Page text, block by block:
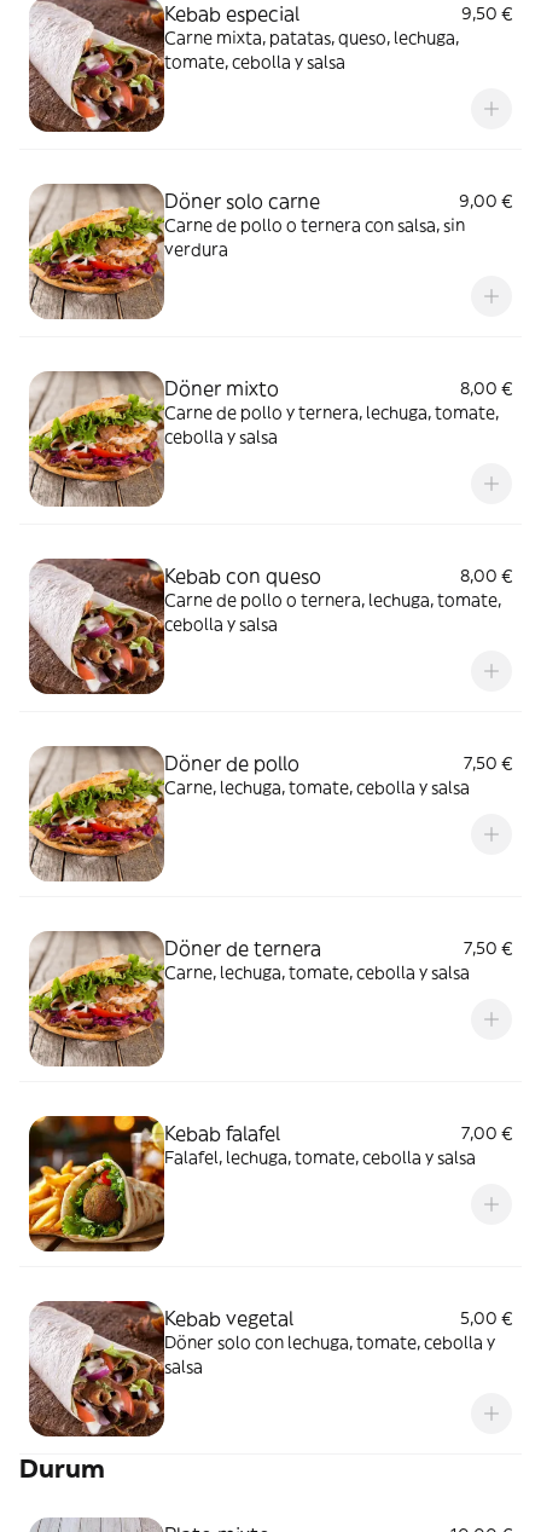
Kebab especial
9,50 €
Carne mixta, patatas, queso, lechuga,
tomate, cebolla y salsa
Döner solo carne
9,00 €
Carne de pollo o ternera con salsa, sin
verdura
Döner mixto
8,00 €
Carne de pollo y ternera, lechuga, tomate,
cebolla y salsa
Kebab con queso
8,00 €
Carne de pollo o ternera, lechuga, tomate,
cebolla y salsa
Döner de pollo
7,50 €
Carne, lechuga, tomate, cebolla y salsa
Döner de ternera
7,50 €
Carne, lechuga, tomate, cebolla y salsa
Kebab falafel
7,00 €
Falafel, lechuga, tomate, cebolla y salsa
Kebab vegetal
5,00 €
Döner solo con lechuga, tomate, cebolla y
salsa
Durum